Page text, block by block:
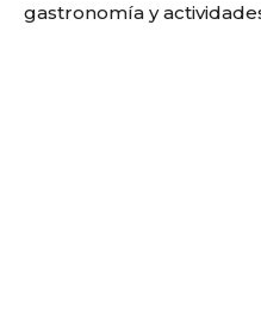
gastronomía y